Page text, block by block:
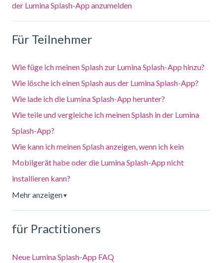
der Lumina Splash-App anzumelden
Für Teilnehmer
Wie füge ich meinen Splash zur Lumina Splash-App hinzu?
Wie lösche ich einen Splash aus der Lumina Splash-App?
Wie lade ich die Lumina Splash-App herunter?
Wie teile und vergleiche ich meinen Splash in der Lumina
Splash-App?
Wie kann ich meinen Splash anzeigen, wenn ich kein
Mobilgerät habe oder die Lumina Splash-App nicht
installieren kann?
Mehr anzeigen▼
für Practitioners
Neue Lumina Splash-App FAQ